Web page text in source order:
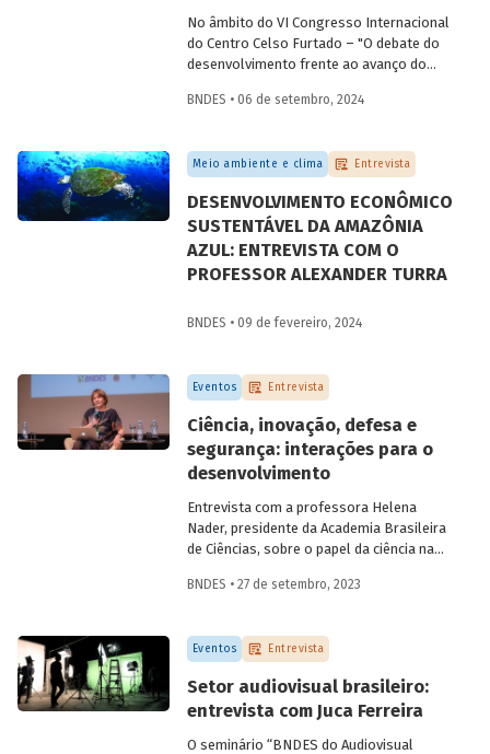
No âmbito do VI Congresso Internacional
do Centro Celso Furtado – "O debate do
desenvolvimento frente ao avanço do
professor André Tosi Furtado, doutor pela
Sorbonne) e professor titular da Unicamp,
sobre estratégias nacionais de transição
BNDES • 06 de setembro, 2024
Meio ambiente e clima Entrevista
DESENVOLVIMENTO ECONÔMICO
SUSTENTÁVEL DA AMAZÔNIA
AZUL: ENTREVISTA COM O
PROFESSOR ALEXANDER TURRA
BNDES • 09 de fevereiro, 2024
Eventos Entrevista
Ciência, inovação, defesa e
segurança: interações para o
desenvolvimento
Entrevista com a professora Helena
Nader, presidente da Academia Brasileira
de Ciências, sobre o papel da ciência na
importância da multidisciplinaridade e da
BNDES • 27 de setembro, 2023
Eventos Entrevista
Setor audiovisual brasileiro:
entrevista com Juca Ferreira
O seminário “BNDES do Audiovisual